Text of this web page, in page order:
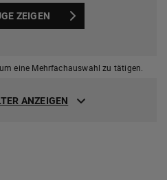
ZEIGEN
um eine Mehrfachauswahl zu tätigen.
ANZEIGEN